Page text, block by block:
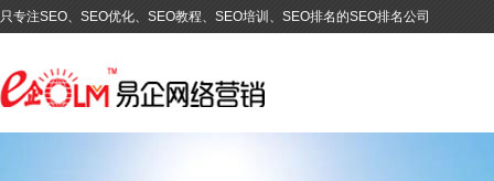
只专注SEO、SEO优化、SEO教程、SEO培训、SEO排名的SEO排名公司